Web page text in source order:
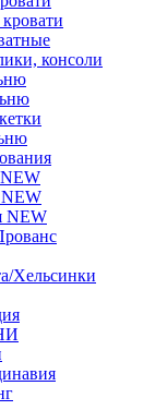
консоли
NEW
Хельсинки